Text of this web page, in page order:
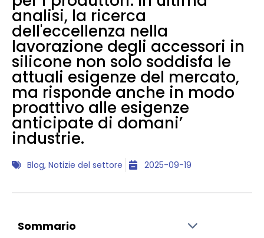
analisi, la ricerca
dell'eccellenza nella
lavorazione degli accessori in
silicone non solo soddisfa le
attuali esigenze del mercato,
ma risponde anche in modo
proattivo alle esigenze
anticipate di domani’
industrie.
Blog, Notizie del settore 2025-09-19
Sommario